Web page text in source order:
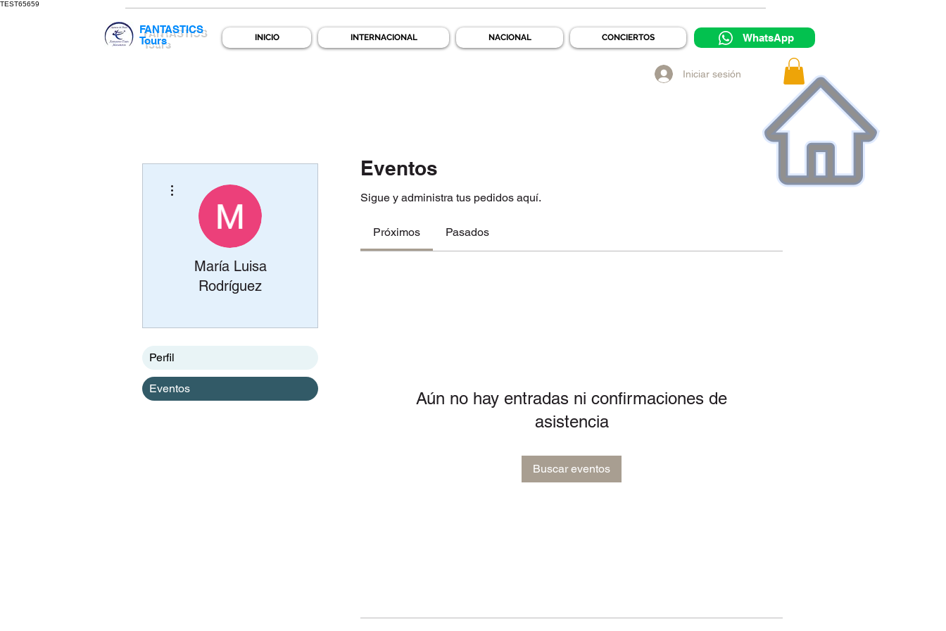
TEST65659
FANTASTICS
Tours
INICIO INTERNACIONAL NACIONAL CONCIERTOS WhatsApp
Iniciar sesión
Eventos
Sigue y administra tus pedidos aquí.
Próximos Pasados
Aún no hay entradas ni confirmaciones de
asistencia
Buscar eventos
María Luisa
Rodríguez
Perfil
Eventos